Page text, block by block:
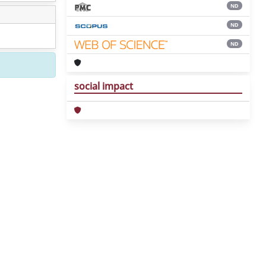
ND
ND
ND
social impact